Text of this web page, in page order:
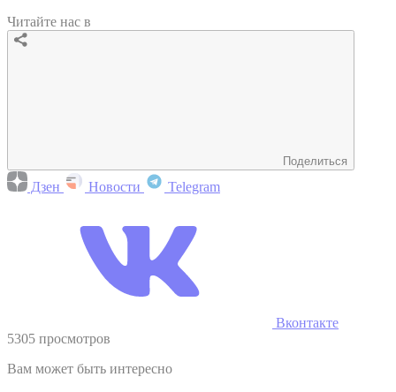
Читайте нас в
Поделиться
Дзен Новости Telegram
Вконтакте
5305 просмотров
Вам может быть интересно